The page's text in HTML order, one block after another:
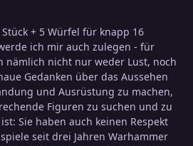
+ 5 Würfel für knapp 16
ich mir auch zulegen - für
nämlich nicht nur weder Lust, noch
Gedanken über das Aussehen
und Ausrüstung zu machen,
Figuren zu suchen und zu
Sie haben auch keinen Respekt
seit drei Jahren Warhammer